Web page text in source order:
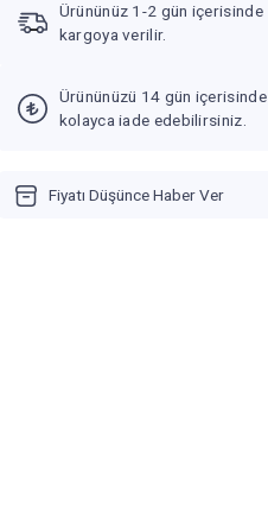
Ürününüz 1-2 gün içerisinde
kargoya verilir.
Ürününüzü 14 gün içerisinde
kolayca iade edebilirsiniz.
Fiyatı Düşünce Haber Ver